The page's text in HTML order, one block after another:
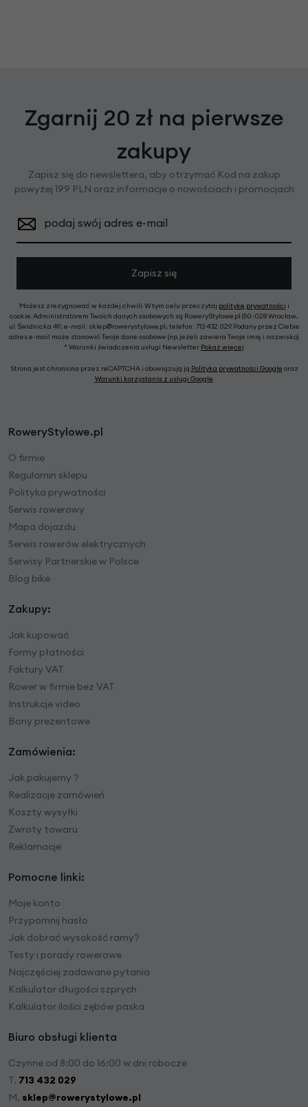
Zgarnij 20 zł na pierwsze
zakupy
Zapisz się do newslettera, aby otrzymać Kod na zakup
powyżej 199 PLN oraz informacje o nowościach i promocjach
podaj swój adres e-mail
Zapisz się
Możesz zrezygnować w każdej chwili. W tym celu przeczytaj politykę prywatności i
cookie. Administratorem Twoich danych osobowych są RoweryStylowe.pl (50-028 Wrocław,
ul. Świdnicka 49; e-mail: sklep@rowerystylowe.pl, telefon: 713 432 029. Podany przez Ciebie
adres e-mail może stanowić Twoje dane osobowe (np. jeżeli zawiera Twoje imię i nazwisko).
* Warunki świadczenia usługi Newsletter Pokaż więcej
Strona jest chroniona przez reCAPTCHA i obowiązują ją Polityka prywatności Google oraz
Warunki korzystania z usługi Google.
RoweryStylowe.pl
O firmie
Regulamin sklepu
Polityka prywatności
Serwis rowerowy
Mapa dojazdu
Serwis rowerów elektrycznych
Serwisy Partnerskie w Polsce
Blog bike
Zakupy:
Jak kupować
Formy płatności
Faktury VAT
Rower w firmie bez VAT
Instrukcje video
Bony prezentowe
Zamówienia:
Jak pakujemy ?
Realizacje zamówień
Koszty wysyłki
Zwroty towaru
Reklamacje
Pomocne linki:
Moje konto
Przypomnij hasło
Jak dobrać wysokość ramy?
Testy i porady rowerowe
Najczęściej zadawane pytania
Kalkulator długości szprych
Kalkulator ilości zębów paska
Biuro obsługi klienta
Czynne od 8:00 do 16:00 w dni robocze
T. 713 432 029
M. sklep@rowerystylowe.pl